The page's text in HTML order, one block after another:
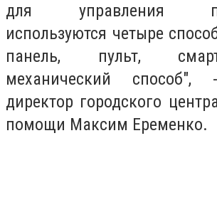
для управления
используются четыре
панель, пульт,
механический способ",
директор городского
помощи Максим Еременко.